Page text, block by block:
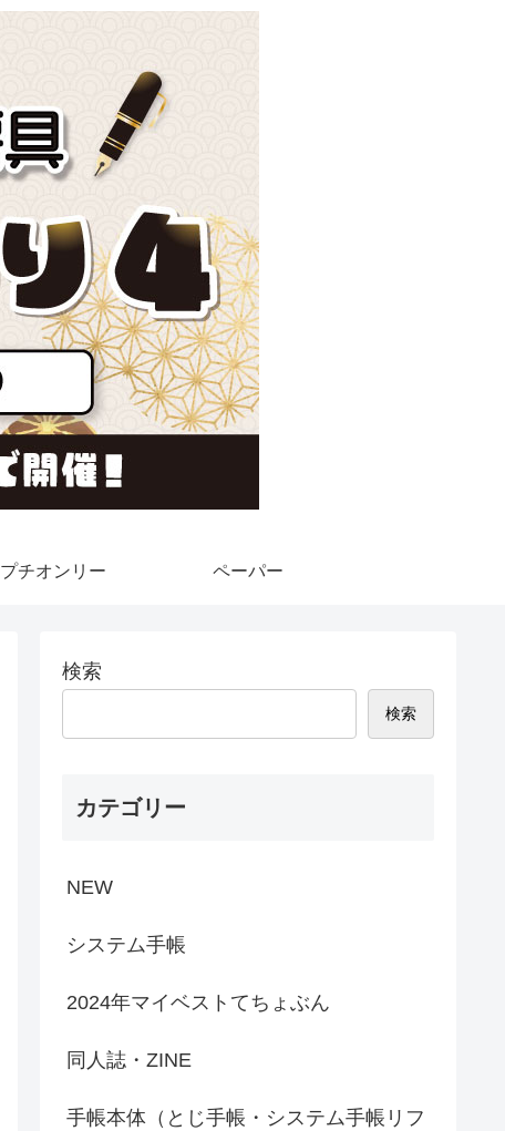
プチオンリー ペーパー
検索
検索
カテゴリー
NEW
システム手帳
2024年マイベストてちょぶん
同人誌・ZINE
手帳本体（とじ手帳・システム手帳リフ